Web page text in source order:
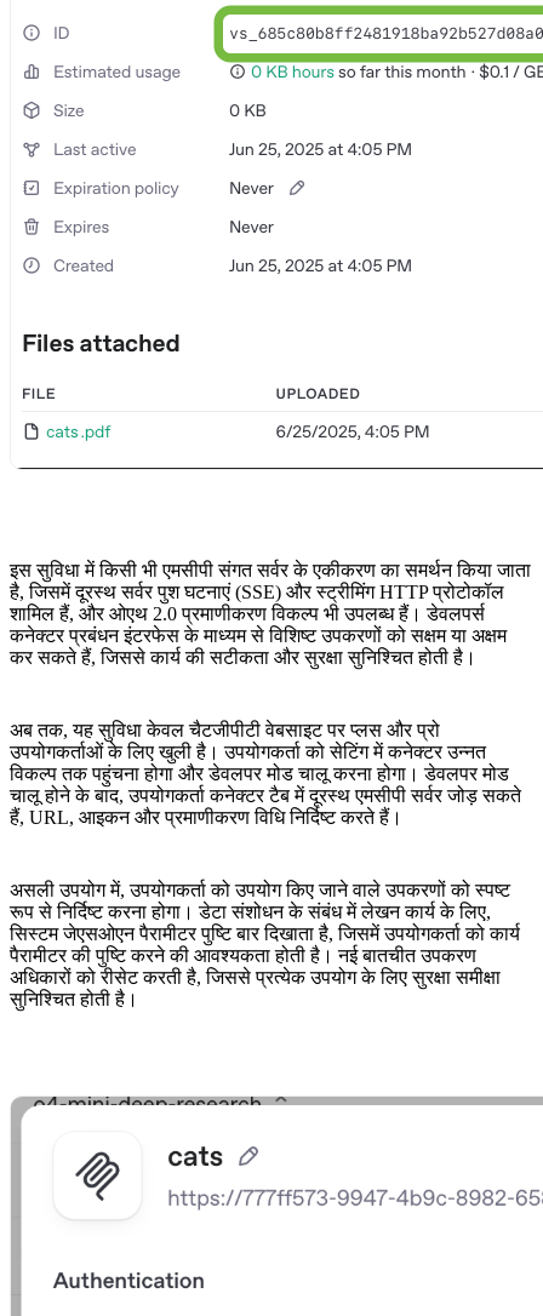
इस सुविधा में किसी भी एमसीपी संगत सर्वर के एकीकरण का समर्थन किया जाता
है, जिसमें दूरस्थ सर्वर पुश घटनाएं (SSE) और स्ट्रीमिंग HTTP प्रोटोकॉल
शामिल हैं, और ओएथ 2.0 प्रमाणीकरण विकल्प भी उपलब्ध हैं। डेवलपर्स
कनेक्टर प्रबंधन इंटरफेस के माध्यम से विशिष्ट उपकरणों को सक्षम या अक्षम
कर सकते हैं, जिससे कार्य की सटीकता और सुरक्षा सुनिश्चित होती है।
अब तक, यह सुविधा केवल चैटजीपीटी वेबसाइट पर प्लस और प्रो
उपयोगकर्ताओं के लिए खुली है। उपयोगकर्ता को सेटिंग में कनेक्टर उन्नत
विकल्प तक पहुंचना होगा और डेवलपर मोड चालू करना होगा। डेवलपर मोड
चालू होने के बाद, उपयोगकर्ता कनेक्टर टैब में दूरस्थ एमसीपी सर्वर जोड़ सकते
हैं, URL, आइकन और प्रमाणीकरण विधि निर्दिष्ट करते हैं।
असली उपयोग में, उपयोगकर्ता को उपयोग किए जाने वाले उपकरणों को स्पष्ट
रूप से निर्दिष्ट करना होगा। डेटा संशोधन के संबंध में लेखन कार्य के लिए,
सिस्टम जेएसओएन पैरामीटर पुष्टि बार दिखाता है, जिसमें उपयोगकर्ता को कार्य
पैरामीटर की पुष्टि करने की आवश्यकता होती है। नई बातचीत उपकरण
अधिकारों को रीसेट करती है, जिससे प्रत्येक उपयोग के लिए सुरक्षा समीक्षा
सुनिश्चित होती है।